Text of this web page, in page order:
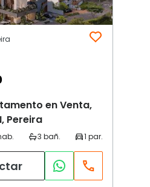
en Venta,
Pereira